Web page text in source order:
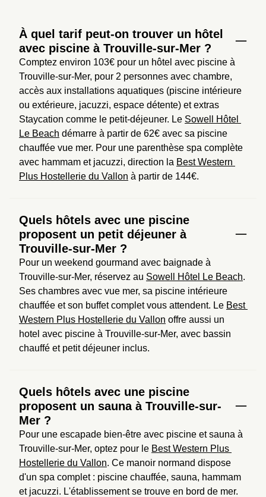
À quel tarif peut-on trouver un hôtel
avec piscine à Trouville-sur-Mer ?
Comptez environ 103€ pour un hôtel avec piscine à
Trouville-sur-Mer, pour 2 personnes avec chambre,
accès aux installations aquatiques (piscine intérieure
ou extérieure, jacuzzi, espace détente) et extras
Staycation comme le petit-déjeuner. Le Sowell Hôtel
Le Beach démarre à partir de 62€ avec sa piscine
chauffée vue mer. Pour une parenthèse spa complète
avec hammam et jacuzzi, direction la Best Western
Plus Hostellerie du Vallon à partir de 144€.
Quels hôtels avec une piscine
proposent un petit déjeuner à
Trouville-sur-Mer ?
Pour un weekend gourmand avec baignade à
Trouville-sur-Mer, réservez au Sowell Hôtel Le Beach.
Ses chambres avec vue mer, sa piscine intérieure
chauffée et son buffet complet vous attendent. Le Best
Western Plus Hostellerie du Vallon offre aussi un
hotel avec piscine à Trouville-sur-Mer, avec bassin
chauffé et petit déjeuner inclus.
Quels hôtels avec une piscine
proposent un sauna à Trouville-sur-
Mer ?
Pour une escapade bien-être avec piscine et sauna à
Trouville-sur-Mer, optez pour le Best Western Plus
Hostellerie du Vallon. Ce manoir normand dispose
d'un spa complet : piscine chauffée, sauna, hammam
et jacuzzi. L'établissement se trouve en bord de mer.